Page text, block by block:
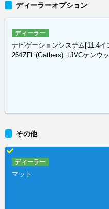
ディーラーオプション
ディーラー
ナビゲーションシステム[11.4
264ZFLi(Gathers)〈JVCケンウ
その他
ディーラー
マット